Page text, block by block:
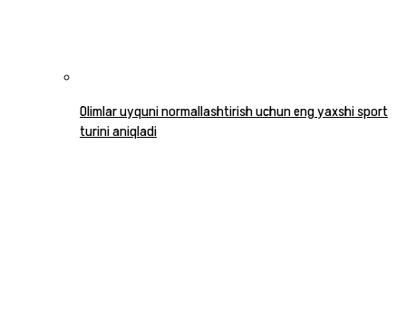
Olimlar uyquni normallashtirish uchun eng yaxshi sport
turini aniqladi